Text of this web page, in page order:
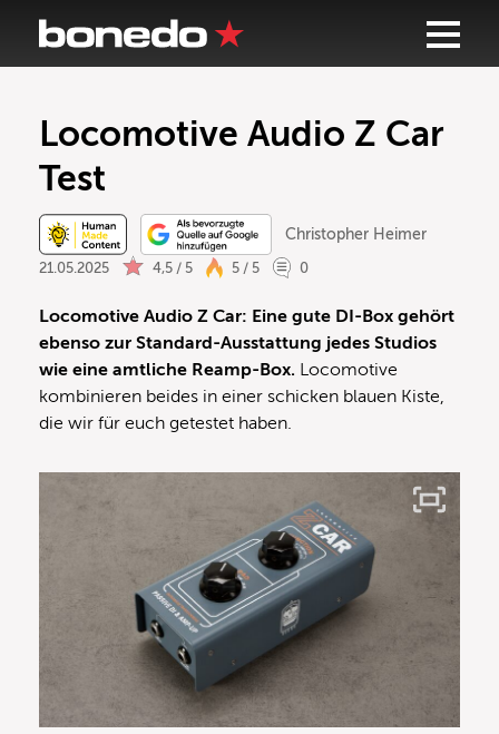
Locomotive Audio Z Car
Test
Christopher Heimer
21.05.2025 4,5 / 5 5 / 5 0
Locomotive Audio Z Car: Eine gute DI-Box gehört
ebenso zur Standard-Ausstattung jedes Studios
wie eine amtliche Reamp-Box. Locomotive
kombinieren beides in einer schicken blauen Kiste,
die wir für euch getestet haben.